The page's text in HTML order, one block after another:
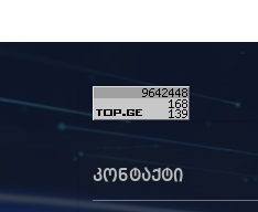
კონტაქტი